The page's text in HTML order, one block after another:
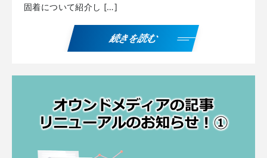
固着について紹介し […]
続きを読む